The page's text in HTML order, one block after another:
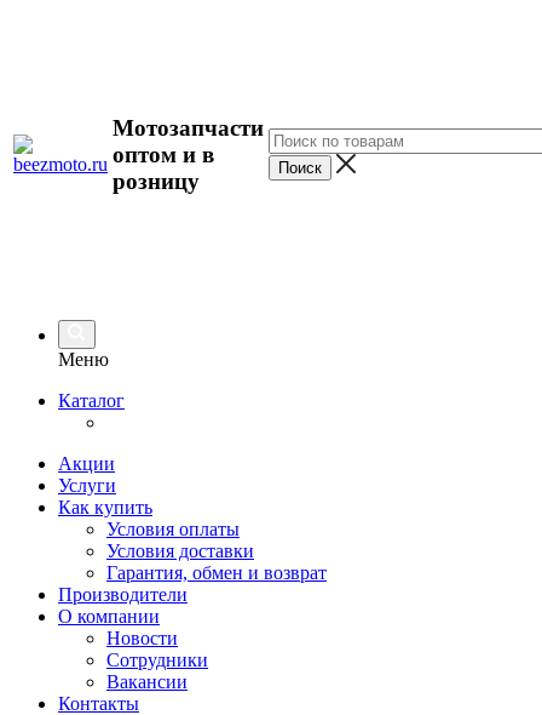
Мотозапчасти
оптом и в
розницу
Меню
Каталог
Акции
Услуги
Как купить
Условия оплаты
Условия доставки
Гарантия, обмен и возврат
Производители
О компании
Новости
Сотрудники
Вакансии
Контакты